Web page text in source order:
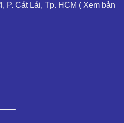
P. Cát Lái, Tp. HCM ( Xem bản